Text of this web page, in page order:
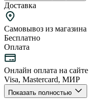
Доставка
Самовывоз из магазина
Бесплатно
Оплата
Онлайн оплата на сайте
Visa, Mastercard, МИР
Показать полностью